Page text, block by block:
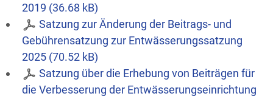
2019 (36.68 kB)
Satzung zur Änderung der Beitrags- und
Gebührensatzung zur Entwässerungssatzung
2025 (70.52 kB)
Satzung über die Erhebung von Beiträgen für
die Verbesserung der Entwässerungseinrichtung